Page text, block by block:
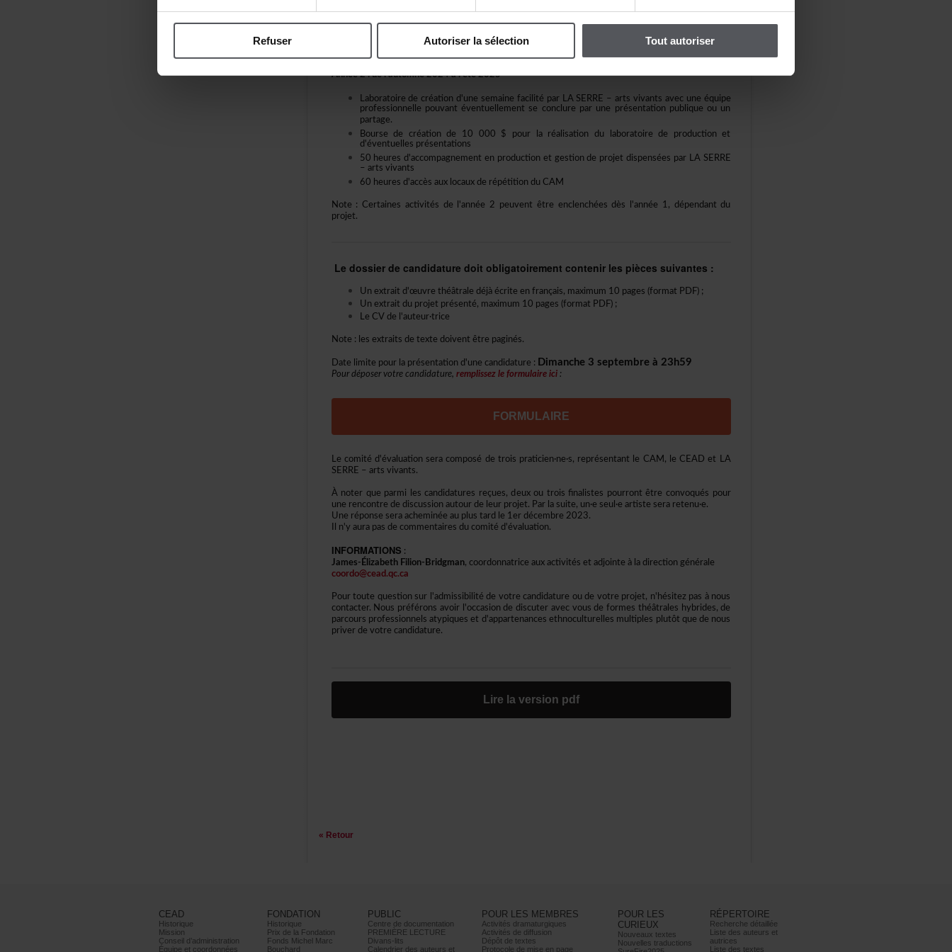
Refuser Autoriserlasélection Toutautoriser
Boursed'écriturede3000$pourl'auteuroul'autrice
30heuresd'accompagnementdramaturgiqueprofessionneldispenséesparleCEAD
Atelierdramaturgiquede9heuresavecmetteur·eenscèneetinterprètesprofessionnel·le·s
Année2:del'automne2024àl'été2025
Laboratoiredecréationd'unesemainefacilitéparLASERRE–artsvivantsavecuneéquipe
professionnellepouvantéventuellementseconclureparuneprésentationpubliqueouun
partage.
Boursedecréationde10000$pourlaréalisationdulaboratoiredeproductionet
d'éventuellesprésentations
50heuresd'accompagnementenproductionetgestiondeprojetdispenséesparLASERRE
–artsvivants
60heuresd'accèsauxlocauxderépétitionduCAM
Note:Certainesactivitésdel'année2peuventêtreenclenchéesdèsl'année1,dépendantdu
projet.
Ledossierdecandidaturedoitobligatoirementcontenirlespiècessuivantes:
Unextraitd'œuvrethéâtraledéjàécriteenfrançais,maximum10pages(formatPDF);
Unextraitduprojetprésenté,maximum10pages(formatPDF);
LeCVdel'auteur·trice
Note:lesextraitsdetextedoiventêtrepaginés.
Datelimitepourlaprésentationd'unecandidature: Dimanche3septembreà23h59
Pourdéposervotrecandidature, remplissezleformulaireici :
FORMULAIRE
Lecomitéd'évaluationseracomposédetroispraticien·ne·s,représentantleCAM,leCEADetLA
SERRE–artsvivants.
Ànoterqueparmilescandidaturesreçues,deuxoutroisfinalistespourrontêtreconvoquéspour
unerencontredediscussionautourdeleurprojet.Parlasuite,un·eseul·eartisteseraretenu·e.
Uneréponseseraacheminéeauplustardle1erdécembre2023.
Iln'yaurapasdecommentairesducomitéd'évaluation.
INFORMATIONS :
James-ÉlizabethFilion-Bridgman,coordonnatriceauxactivitésetadjointeàladirectiongénérale
coordo@cead.qc.ca
Pourtoutequestionsurl'admissibilitédevotrecandidatureoudevotreprojet,n'hésitezpasànous
contacter.Nouspréféronsavoirl'occasiondediscuteravecvousdeformesthéâtraleshybrides,de
parcoursprofessionnelsatypiquesetd'appartenancesethnoculturellesmultiplesplutôtquedenous
priverdevotrecandidature.
Lirelaversionpdf
«Retour
CEAD
Historique
Mission
Conseild’administration
Équipeetcoordonnées
FONDATION
Historique
PrixdelaFondation
FondsMichelMarc
Bouchard
PUBLIC
Centrededocumentation
PREMIÈRELECTURE
Divans-lits
Calendrierdesauteurset
POURLESMEMBRES
Activitésdramaturgiques
Activitésdediffusion
Dépôtdetextes
Protocoledemiseenpage
POURLES
CURIEUX
Nouveauxtextes
Nouvellestraductions
RÉPERTOIRE
Recherchedétaillée
Listedesauteurset
autrices
Listedestextes